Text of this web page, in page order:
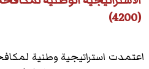
(4200)
اعتمدت استراتيجية وطنية